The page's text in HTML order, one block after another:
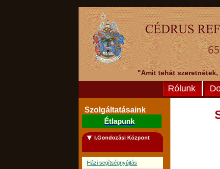
"Amit tehát
Rólunk
Szolgáltatásaink
Étlapunk
I.Gondozási Központ
Házi segítségnyújtás